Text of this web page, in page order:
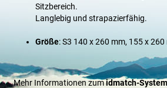
Sitzbereich.
Langlebig und strapazierfähig.
Größe: S3 140 x 260 mm, 155 x 260
Mehr Informationen zumidmatch-System